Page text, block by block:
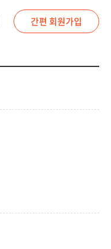
간편 회원가입